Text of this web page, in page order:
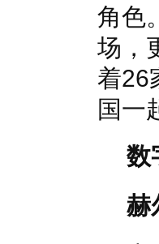
角色
场，
着26
国一
数
赫